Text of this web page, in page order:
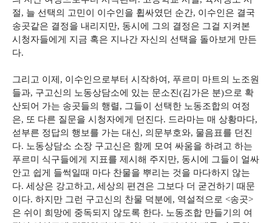
절, 늘 선택의 고민이 이수인을 휩싸였던 순간, 이수인은 결국
송곳같은 결정을 내리지만, 동시에 그의 결정은 그걸 지켜본
시청자들에게 지금 혹은 지나간 자신의 선택을 돌아보게 만든
다.
그리고 이제, 이수인으로부터 시작하여, 푸르미 마트의 노조원
들과, 구고신의 노동상담소에 있는 문소진(김가은 분)으로 확
산되어 가는 송곳들의 행렬, 그들이 선택한 노동조합의 여정
은, 또 다른 질문을 시청자에게 던진다. 드라마는 매 상황마다,
섣부른 정답의 행보를 가는 대신, 의문부호와, 물음표를 던진
다. 노동상담소 소장 구고신은 함께 모여 싸움을 하려고 하는
푸르미 식구들에게 지표를 제시해 주지만, 동시에 그들이 얼싸
안고 쉽게 들썩일때 마다 찬물을 뿌리는 것을 마다하지 않는
다. 세상은 강고하고, 세상의 편견은 그보다 더 굳건하기 때문
이다. 하지만 그런 구고신의 찬물 덕분에, 역설적으로 <송곳>
은 쉬이 희망에 중독되지 않도록 한다. 노동조합 만들기의 여